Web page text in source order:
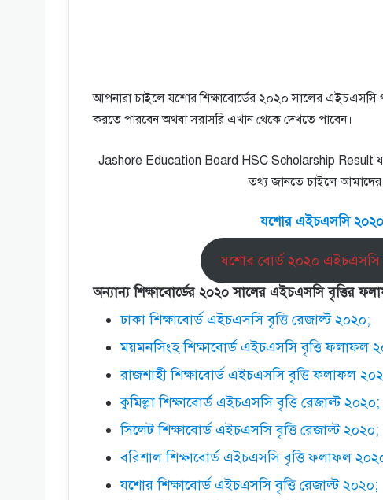
আপনারা চাইলে যশাের শিক্ষাবোর্ডের ২০২০ সালের
করতে পারবেন অথবা সরাসরি এখান থেকে দেখতে পাবেন।
Jashore Education Board HSC Scholarship Result
তথ্য জানতে চাইলে
যশাের এইচএসসি
যশাের বোর্ড ২০২০
অন্যান্য শিক্ষাবোর্ডের ২০২০ সালের এইচএসসি
ঢাকা শিক্ষাবোর্ড এইচএসসি বৃত্তি রেজাল্ট ২০২০;
ময়মনসিংহ শিক্ষাবোর্ড এইচএসসি বৃত্তি ফলাফল
রাজশাহী শিক্ষাবোর্ড এইচএসসি বৃত্তি ফলাফল
কুমিল্লা শিক্ষাবোর্ড এইচএসসি বৃত্তি রেজাল্ট ২০২০;
সিলেট শিক্ষাবোর্ড এইচএসসি বৃত্তি রেজাল্ট ২০২০;
বরিশাল শিক্ষাবোর্ড এইচএসসি বৃত্তি ফলাফল
যশাের শিক্ষাবোর্ড এইচএসসি বৃত্তি রেজাল্ট ২০২০;